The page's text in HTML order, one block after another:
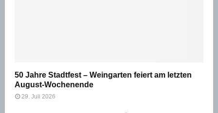
50 Jahre Stadtfest – Weingarten feiert am letzten
August-Wochenende
29. Juli 2026